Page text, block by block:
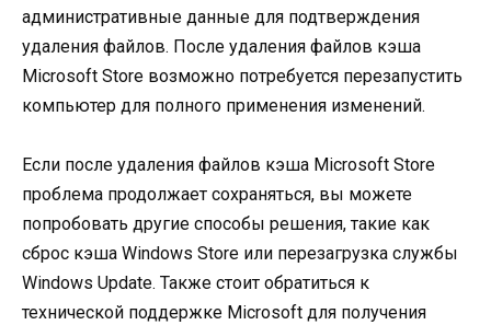
административные данные для подтверждения
удаления файлов. После удаления файлов кэша
Microsoft Store возможно потребуется перезапустить
компьютер для полного применения изменений.
Если после удаления файлов кэша Microsoft Store
проблема продолжает сохраняться, вы можете
попробовать другие способы решения, такие как
сброс кэша Windows Store или перезагрузка службы
Windows Update. Также стоит обратиться к
технической поддержке Microsoft для получения